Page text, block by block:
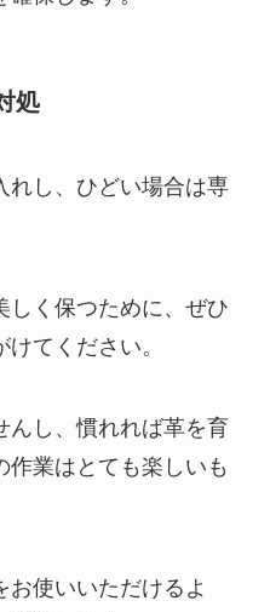
処
れし、ひどい場合は専
しく保つために、ぜひ
てください。
んし、慣れれば革を育
作業はとても楽しいも
お使いいただけるよ